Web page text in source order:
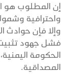
إن المطلوب هو
واحترافية
وإلا فإن
فشل جهود
الحكومة
المصداقية.